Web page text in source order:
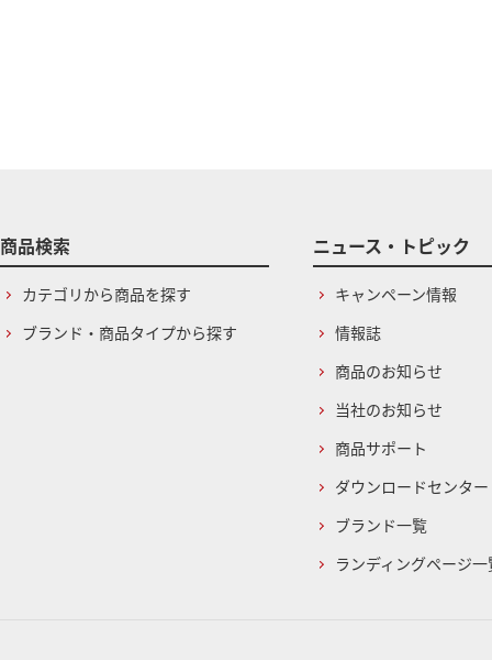
商品検索
カテゴリから商品を探す
ブランド・商品タイプから探す
ニュース・トピック
キャンペーン情報
情報誌
商品のお知らせ
当社のお知らせ
商品サポート
ダウンロードセンター
ブランド一覧
ランディングページ一